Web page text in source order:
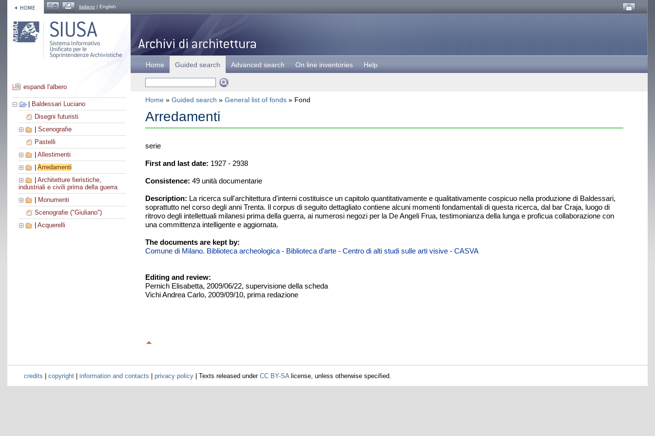
italiano | English
espandi l'albero
Baldessari Luciano
Disegni futuristi
Scenografie
Pastelli
Allestimenti
Arredamenti
Architetture fieristiche,
industriali e civili prima della guerra
Monumenti
Scenografie ("Giuliano")
Acquerelli
Home Guided search Advanced search On line inventories Help
Home » Guided search » General list of fonds » Fond
Arredamenti
serie
First and last date: 1927 - 2938
Consistence: 49 unità documentarie
Description: La ricerca sull'architettura d'interni costituisce un capitolo quantitativamente e qualitativamente cospicuo nella produzione di Baldessari,
soprattutto nel corso degli anni Trenta. Il corpus di seguito dettagliato contiene alcuni momenti fondamentali di questa ricerca, dal bar Craja, luogo di
ritrovo degli intellettuali milanesi prima della guerra, ai numerosi negozi per la De Angeli Frua, testimonianza della lunga e proficua collaborazione con
una committenza intelligente e aggiornata.
The documents are kept by:
Comune di Milano. Biblioteca archeologica - Biblioteca d'arte - Centro di alti studi sulle arti visive - CASVA
Editing and review:
Pernich Elisabetta, 2009/06/22, supervisione della scheda
Vichi Andrea Carlo, 2009/09/10, prima redazione
credits | copyright| information and contacts | privacy policy| Texts released under CC BY-SAlicense, unless otherwise specified.